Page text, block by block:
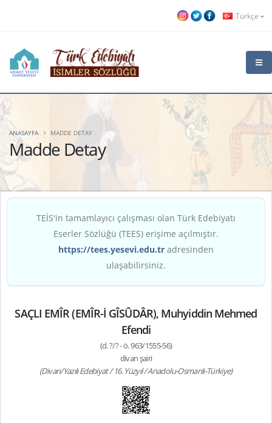
Türkçe
Madde Detay
ANASAYFA MADDE DETAY
TEİS'in tamamlayıcı çalışması olan Türk Edebiyatı
Eserler Sözlüğü (TEES) erişime açılmıştır.
https://tees.yesevi.edu.tr adresinden
ulaşabilirsiniz.
SAÇLI EMÎR (EMÎR-İ GÎSÛDÂR), Muhyiddin Mehmed
Efendi
(d. ?/? - ö. 963/1555-56)
divan şairi
(Divan/Yazılı Edebiyat / 16. Yüzyıl / Anadolu-Osmanlı-Türkiye)